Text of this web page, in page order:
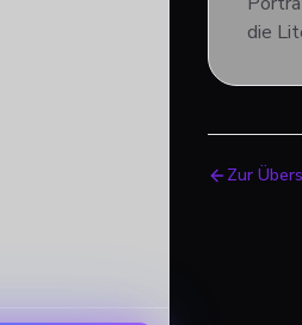
die
Zur